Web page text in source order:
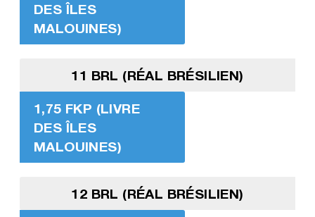
DES ÎLES
MALOUINES)
11 BRL (RÉAL BRÉSILIEN)
1,75 FKP (LIVRE
DES ÎLES
MALOUINES)
12 BRL (RÉAL BRÉSILIEN)